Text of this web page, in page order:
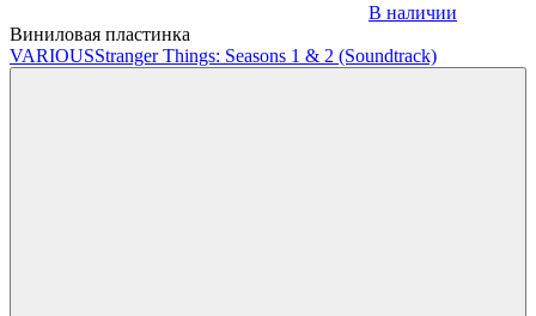
В наличии
Виниловая пластинка
VARIOUSStranger Things: Seasons 1 & 2 (Soundtrack)